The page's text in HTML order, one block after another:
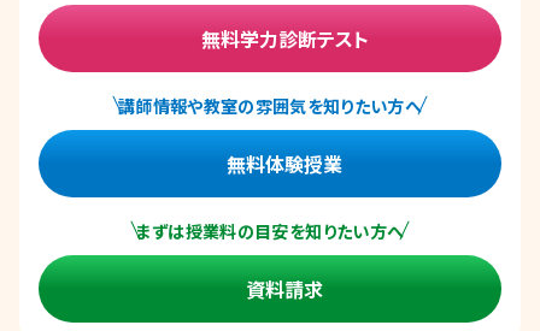
無料学力診断テスト
講師情報や教室の雰囲気を知りたい方へ
無料体験授業
まずは授業料の目安を知りたい方へ
資料請求